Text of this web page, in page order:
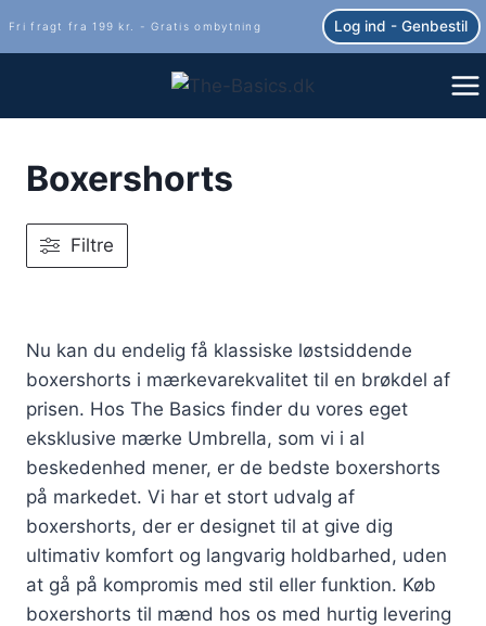
Fri fragt fra 199 kr. - Gratis ombytning Log ind - Genbestil
Boxershorts
Filtre
Nu kan du endelig få klassiske løstsiddende
boxershorts i mærkevarekvalitet til en brøkdel af
prisen. Hos The Basics finder du vores eget
eksklusive mærke Umbrella, som vi i al
beskedenhed mener, er de bedste boxershorts
på markedet. Vi har et stort udvalg af
boxershorts, der er designet til at give dig
ultimativ komfort og langvarig holdbarhed, uden
at gå på kompromis med stil eller funktion. Køb
boxershorts til mænd hos os med hurtig levering